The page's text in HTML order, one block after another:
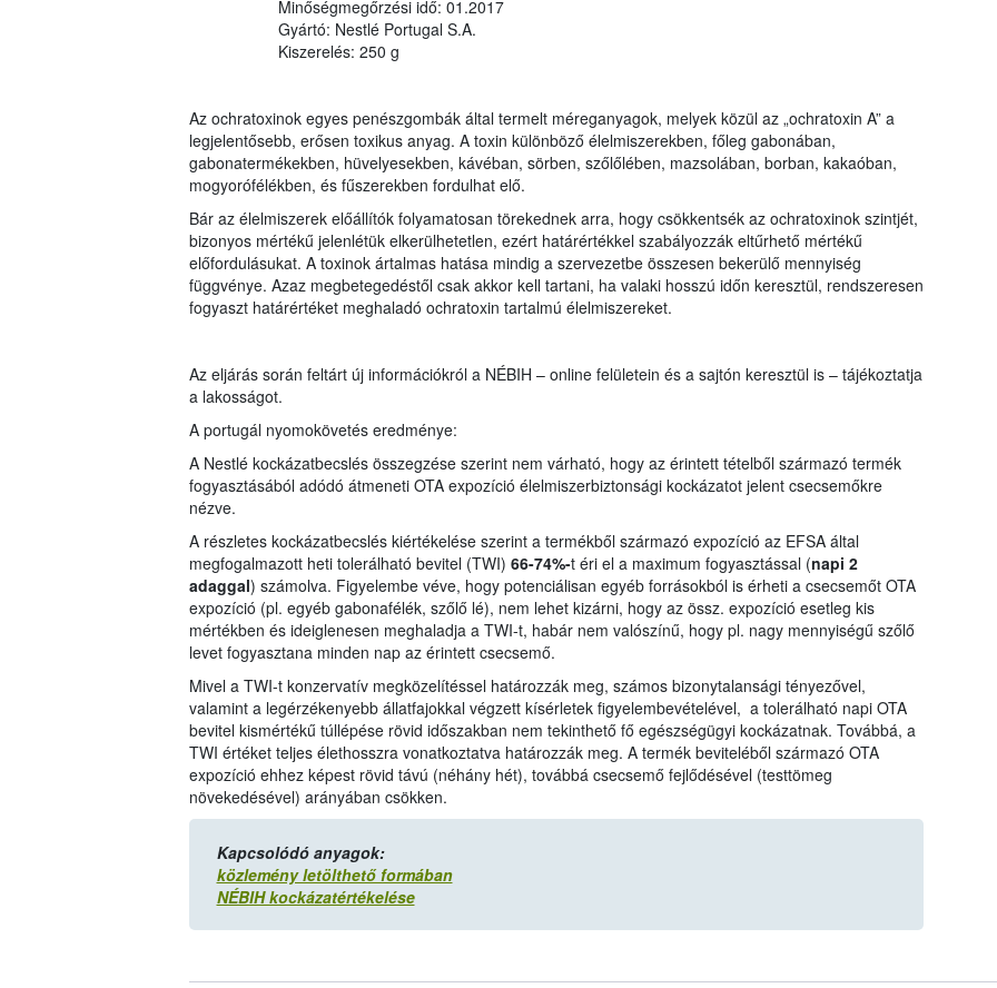
Minőségmegőrzési idő: 01.2017
Gyártó: Nestlé Portugal S.A.
Kiszerelés: 250 g
Az ochratoxinok egyes penészgombák által termelt méreganyagok, melyek közül az „ochratoxin A” a
legjelentősebb, erősen toxikus anyag. A toxin különböző élelmiszerekben, főleg gabonában,
gabonatermékekben, hüvelyesekben, kávéban, sörben, szőlőlében, mazsolában, borban, kakaóban,
mogyorófélékben, és fűszerekben fordulhat elő.
Bár az élelmiszerek előállítók folyamatosan törekednek arra, hogy csökkentsék az ochratoxinok szintjét,
bizonyos mértékű jelenlétük elkerülhetetlen, ezért határértékkel szabályozzák eltűrhető mértékű
előfordulásukat. A toxinok ártalmas hatása mindig a szervezetbe összesen bekerülő mennyiség
függvénye. Azaz megbetegedéstől csak akkor kell tartani, ha valaki hosszú időn keresztül, rendszeresen
fogyaszt határértéket meghaladó ochratoxin tartalmú élelmiszereket.
Az eljárás során feltárt új információkról a NÉBIH – online felületein és a sajtón keresztül is – tájékoztatja
a lakosságot.
A portugál nyomokövetés eredménye:
A Nestlé kockázatbecslés összegzése szerint nem várható, hogy az érintett tételből származó termék
fogyasztásából adódó átmeneti OTA expozíció élelmiszerbiztonsági kockázatot jelent csecsemőkre
nézve.
A részletes kockázatbecslés kiértékelése szerint a termékből származó expozíció az EFSA által
megfogalmazott heti tolerálható bevitel (TWI) 66-74%-t éri el a maximum fogyasztással (napi 2
adaggal) számolva. Figyelembe véve, hogy potenciálisan egyéb forrásokból is érheti a csecsemőt OTA
expozíció (pl. egyéb gabonafélék, szőlő lé), nem lehet kizárni, hogy az össz. expozíció esetleg kis
mértékben és ideiglenesen meghaladja a TWI-t, habár nem valószínű, hogy pl. nagy mennyiségű szőlő
levet fogyasztana minden nap az érintett csecsemő.
Mivel a TWI-t konzervatív megközelítéssel határozzák meg, számos bizonytalansági tényezővel,
valamint a legérzékenyebb állatfajokkal végzett kísérletek figyelembevételével, a tolerálható napi OTA
bevitel kismértékű túllépése rövid időszakban nem tekinthető fő egészségügyi kockázatnak. Továbbá, a
TWI értéket teljes élethosszra vonatkoztatva határozzák meg. A termék beviteléből származó OTA
expozíció ehhez képest rövid távú (néhány hét), továbbá csecsemő fejlődésével (testtömeg
növekedésével) arányában csökken.
Kapcsolódó anyagok:
közlemény letölthető formában
NÉBIH kockázatértékelése